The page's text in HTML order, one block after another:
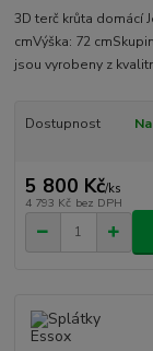
3D terč krůta domácí
cmVýška: 72
jsou vyrobeny z
Dostupnost
5 800 Kč/ks
4 793 Kč bez DPH